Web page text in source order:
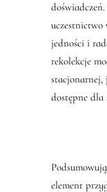
uczestnictwo
jedności i
rekolekcje
stacjonarnej,
dostępne dla
element